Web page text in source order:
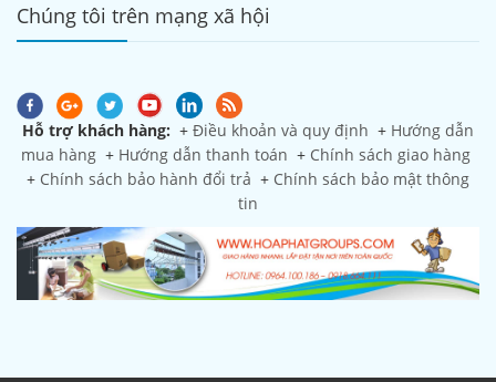
Chúng tôi trên mạng xã hội
Hỗ trợ khách hàng: + Điều khoản và quy định + Hướng dẫn
mua hàng + Hướng dẫn thanh toán + Chính sách giao hàng
+ Chính sách bảo hành đổi trả + Chính sách bảo mật thông
tin